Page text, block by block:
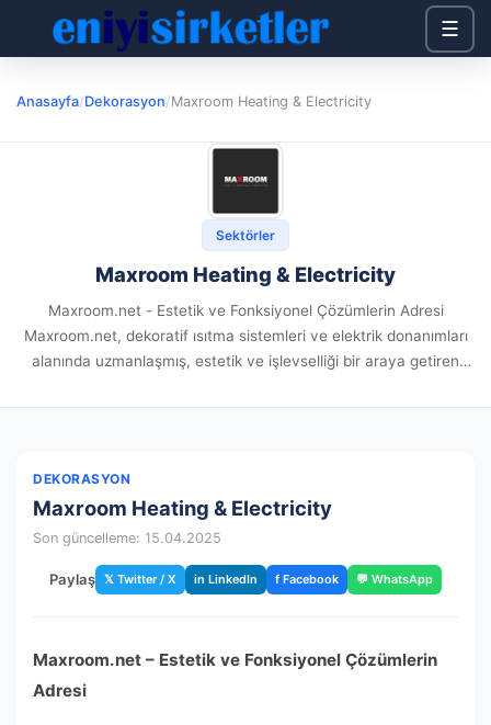
☰
Anasayfa/Dekorasyon/Maxroom Heating & Electricity
Sektörler
Maxroom Heating & Electricity
Maxroom.net - Estetik ve Fonksiyonel Çözümlerin Adresi
Maxroom.net, dekoratif ısıtma sistemleri ve elektrik donanımları
alanında uzmanlaşmış, estetik ve işlevselliği bir araya getiren
DEKORASYON
Maxroom Heating & Electricity
Son güncelleme: 15.04.2025
Paylaş 𝕏 Twitter / X in LinkedIn f Facebook 💬 WhatsApp
Maxroom.net – Estetik ve Fonksiyonel Çözümlerin
Adresi